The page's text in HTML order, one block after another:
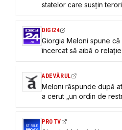
statelor care susțin
DIGI24
Giorgia Meloni spune
încercat să aibă o
Trump: „Cred în
ADEVĂRUL
Meloni răspunde după
a cerut „un ordin de
regret absolut nimic”
PROTV